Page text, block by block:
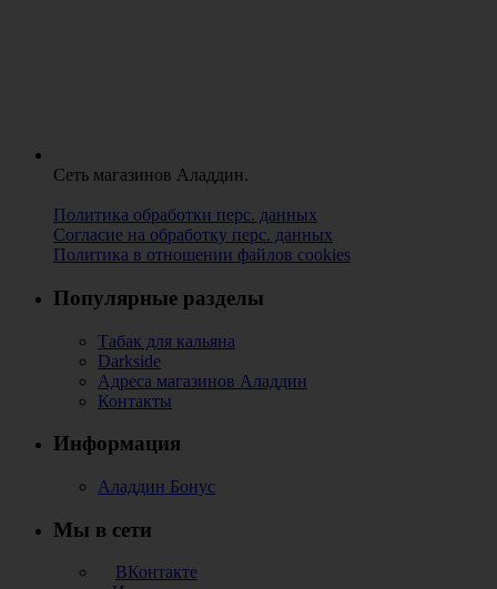
Сеть магазинов Аладдин.
Политика обработки перс. данных
Согласие на обработку перс. данных
Политика в отношении файлов cookies
Популярные разделы
Табак для кальяна
Darkside
Адреса магазинов Аладдин
Контакты
Информация
Аладдин Бонус
Мы в сети
ВКонтакте